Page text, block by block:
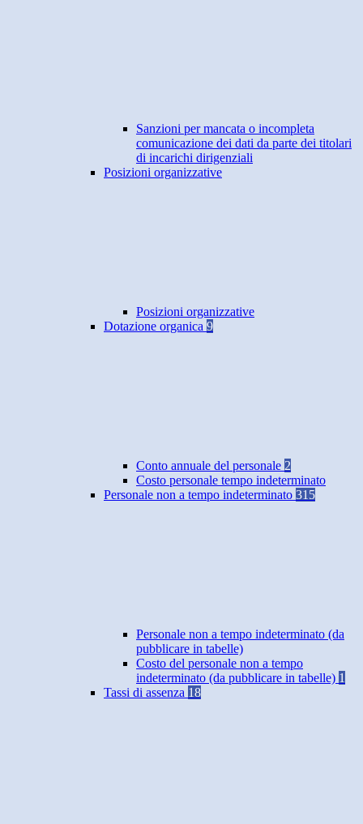
Sanzioni per mancata o incompleta
comunicazione dei dati da parte dei titolari
di incarichi dirigenziali
Posizioni organizzative
Posizioni organizzative
Dotazione organica 9
Conto annuale del personale 2
Costo personale tempo indeterminato
Personale non a tempo indeterminato 315
Personale non a tempo indeterminato (da
pubblicare in tabelle)
Costo del personale non a tempo
indeterminato (da pubblicare in tabelle) 1
Tassi di assenza 18